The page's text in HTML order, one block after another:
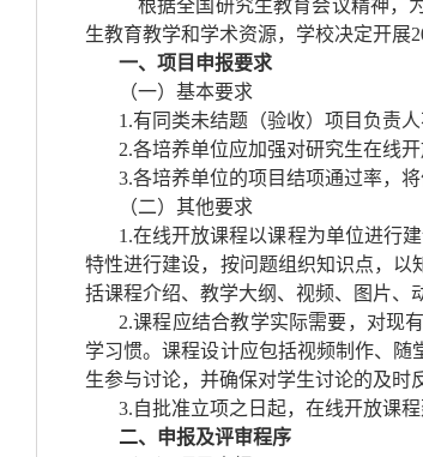
根据全国研究生教育会议精神，
生教育教学和学术资源， 学校决定开展
一、项目申报要求
（一）基本要求
1.有同类未结题（验收）项目负责人
2.各培养单位应加强对研究生在线
3.各培养单位的项目结项通过率，
（二）其他要求
1.在线开放课程以课程为单位进行
特性进行建设，按问题组织知识点，
括课程介绍、教学大纲、视频、图片、
2.课程应结合教学实际需要，对现
学习惯。课程设计应包括视频制作、
生参与讨论，并确保对学生讨论的及时
3.自批准立项之日起，在线开放课
二、申报及评审程序